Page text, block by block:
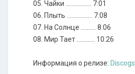
05. Чайки ................. 7:01
06. Плыть ................. 7:08
07. На Солнце .......... 8:06
08. Мир Тает ............ 10:26
Информация о релизе: Discogs